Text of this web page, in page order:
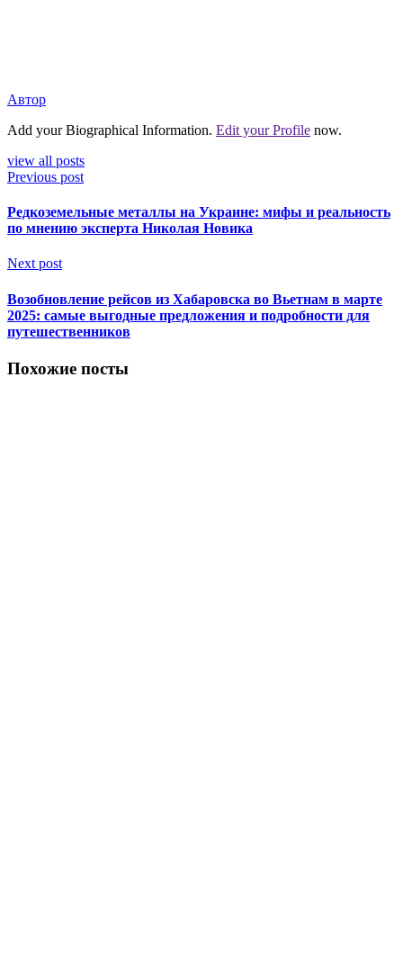
Автор
Add your Biographical Information. Edit your Profile now.
view all posts
Previous post
Редкоземельные металлы на Украине: мифы и реальность
по мнению эксперта Николая Новика
Next post
Возобновление рейсов из Хабаровска во Вьетнам в марте
2025: самые выгодные предложения и подробности для
путешественников
Похожие посты